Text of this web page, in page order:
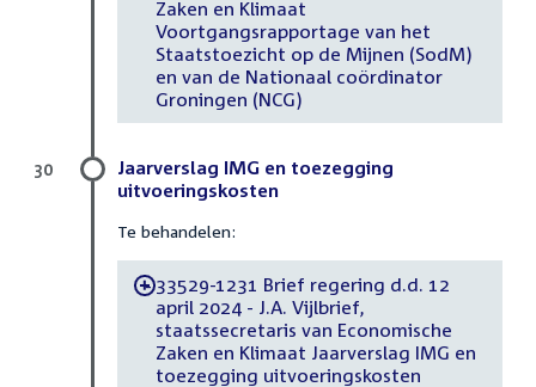
Zaken en Klimaat
Voortgangsrapportage van het
Staatstoezicht op de Mijnen (SodM)
en van de Nationaal coördinator
Groningen (NCG)
Jaarverslag IMG en toezegging
uitvoeringskosten
Te behandelen:
-33529-1231 Brief regering d.d. 12
april 2024 - J.A. Vijlbrief,
staatssecretaris van Economische
Zaken en Klimaat Jaarverslag IMG en
toezegging uitvoeringskosten
30